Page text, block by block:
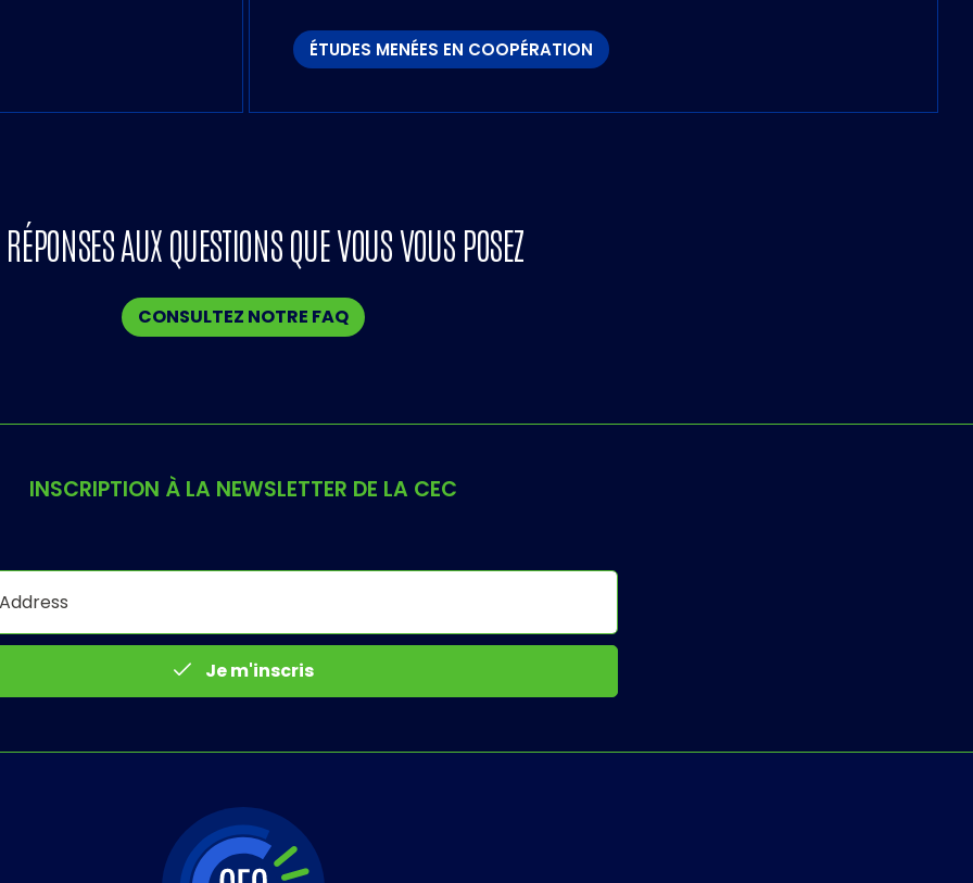
ÉTUDES MENÉES EN COOPÉRATION
AUX QUESTIONS QUE VOUS VOUS POSEZ
CONSULTEZ NOTRE FAQ
INSCRIPTION À LA NEWSLETTER DE LA CEC
Je m'inscris